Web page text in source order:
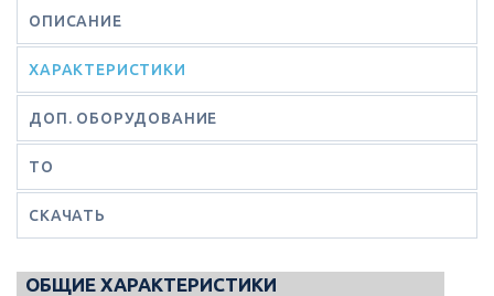
ОПИСАНИЕ
ХАРАКТЕРИСТИКИ
ДОП. ОБОРУДОВАНИЕ
ТО
СКАЧАТЬ
ОБЩИЕ ХАРАКТЕРИСТИКИ